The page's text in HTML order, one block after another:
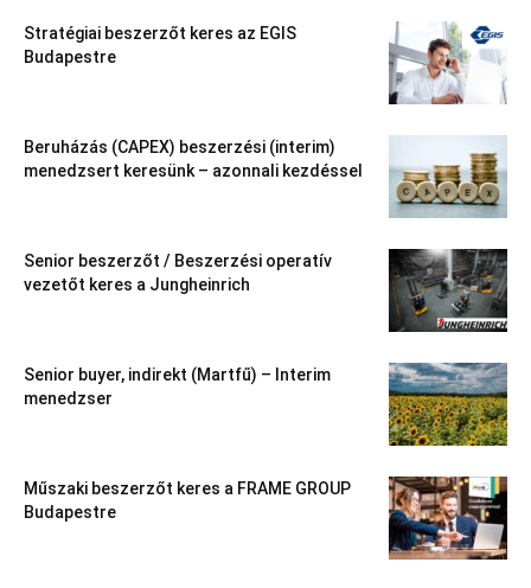
Stratégiai beszerzőt keres az EGIS
Budapestre
Beruházás (CAPEX) beszerzési (interim)
menedzsert keresünk – azonnali kezdéssel
Senior beszerzőt / Beszerzési operatív
vezetőt keres a Jungheinrich
Senior buyer, indirekt (Martfű) – Interim
menedzser
Műszaki beszerzőt keres a FRAME GROUP
Budapestre